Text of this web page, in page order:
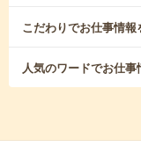
こだわりでお仕事情報
人気のワードでお仕事